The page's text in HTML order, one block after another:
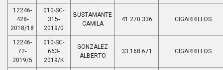
12246-
428-
2018/18
010-SC-
315-
2019/0
BUSTAMANTE
CAMILA
41.270.336 CIGARRILLOS
12246-
72-
2019/5
010-SC-
663-
2019/K
GONZALEZ
ALBERTO
33.168.671 CIGARRILLOS